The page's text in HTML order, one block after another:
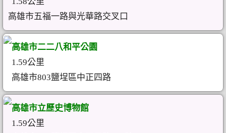
高雄市五福一路與光華路交叉口
高雄市二二八和平公園
1.59公里
高雄市803鹽埕區中正四路
高雄市立歷史博物館
1.59公里